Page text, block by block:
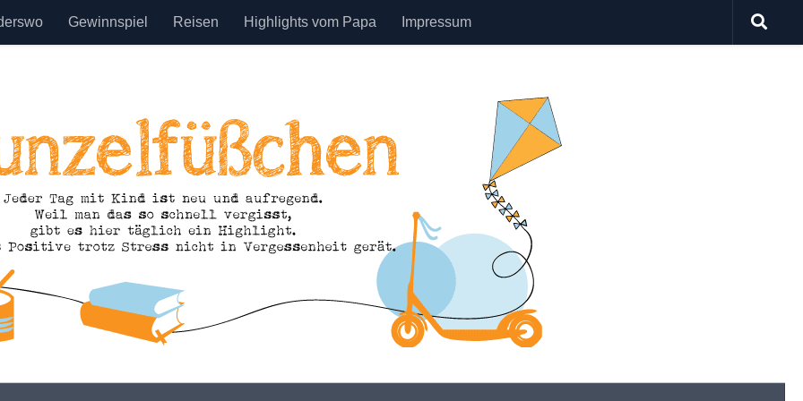
Gewinnspiel Reisen Highlights vom Papa Impressum